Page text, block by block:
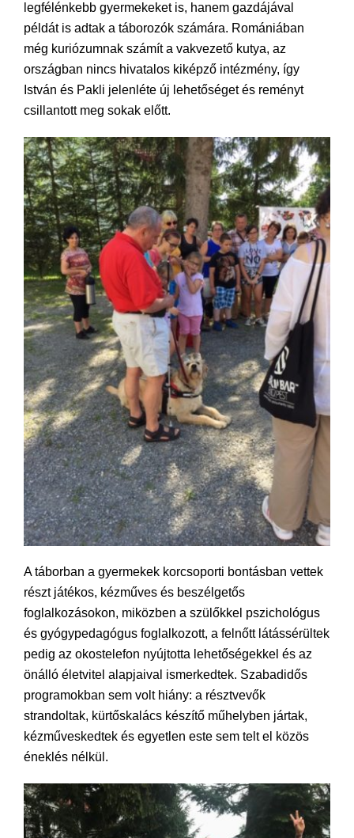
legfélénkebb gyermekeket is, hanem gazdájával
példát is adtak a táborozók számára. Romániában
még kuriózumnak számít a vakvezető kutya, az
országban nincs hivatalos kiképző intézmény, így
István és Pakli jelenléte új lehetőséget és reményt
csillantott meg sokak előtt.
A táborban a gyermekek korcsoporti bontásban vettek
részt játékos, kézműves és beszélgetős
foglalkozásokon, miközben a szülőkkel pszichológus
és gyógypedagógus foglalkozott, a felnőtt látássérültek
pedig az okostelefon nyújtotta lehetőségekkel és az
önálló életvitel alapjaival ismerkedtek. Szabadidős
programokban sem volt hiány: a résztvevők
strandoltak, kürtőskalács készítő műhelyben jártak,
kézműveskedtek és egyetlen este sem telt el közös
éneklés nélkül.